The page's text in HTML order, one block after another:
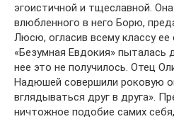
эгоистичной и тщеславной.
влюбленного в него Борю,
Люсю, огласив всему классу ее
«Безумная Евдокия» пыталась
нее это не получилось. Отец
Надюшей совершили роковую
вглядываться друг в друга».
ничтожное подобие самих